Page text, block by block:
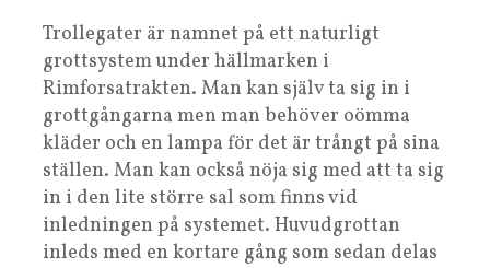
Trollegater är namnet på ett naturligt
grottsystem under hällmarken i
Rimforsatrakten. Man kan själv ta sig in i
grottgångarna men man behöver oömma
kläder och en lampa för det är trångt på sina
ställen. Man kan också nöja sig med att ta sig
in i den lite större sal som finns vid
inledningen på systemet. Huvudgrottan
inleds med en kortare gång som sedan delas